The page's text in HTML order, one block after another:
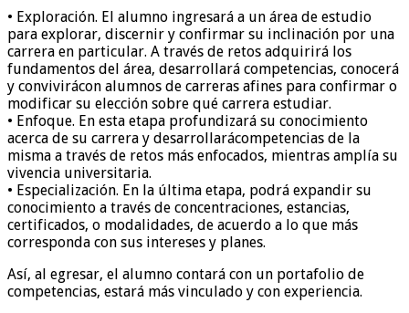
• Exploración. El alumno ingresará a un área de estudio
para explorar, discernir y confirmar su inclinación por una
carrera en particular. A través de retos adquirirá los
fundamentos del área, desarrollará competencias, conocerá
y convivirácon alumnos de carreras afines para confirmar o
modificar su elección sobre qué carrera estudiar.
• Enfoque. En esta etapa profundizará su conocimiento
acerca de su carrera y desarrollarácompetencias de la
misma a través de retos más enfocados, mientras amplía su
vivencia universitaria.
• Especialización. En la última etapa, podrá expandir su
conocimiento a través de concentraciones, estancias,
certificados, o modalidades, de acuerdo a lo que más
corresponda con sus intereses y planes.
Así, al egresar, el alumno contará con un portafolio de
competencias, estará más vinculado y con experiencia.